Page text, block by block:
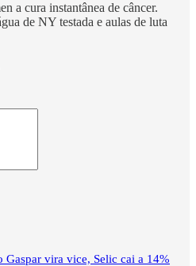
a cura instantânea de câncer.
de NY testada e aulas de luta
vira vice, Selic cai a 14%